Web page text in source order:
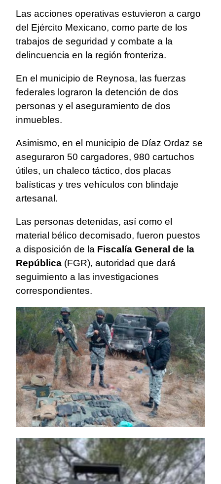
Las acciones operativas estuvieron a cargo
del Ejército Mexicano, como parte de los
trabajos de seguridad y combate a la
delincuencia en la región fronteriza.
En el municipio de Reynosa, las fuerzas
federales lograron la detención de dos
personas y el aseguramiento de dos
inmuebles.
Asimismo, en el municipio de Díaz Ordaz se
aseguraron 50 cargadores, 980 cartuchos
útiles, un chaleco táctico, dos placas
balísticas y tres vehículos con blindaje
artesanal.
Las personas detenidas, así como el
material bélico decomisado, fueron puestos
a disposición de la Fiscalía General de la
República (FGR), autoridad que dará
seguimiento a las investigaciones
correspondientes.